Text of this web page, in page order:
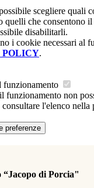
scegliere quali
quelli che consentono
disabilitarli.
i cookie necessari al
POLICY.
funzionamento
funzionamento non
l'elenco nella
preferenze
di Porcia"